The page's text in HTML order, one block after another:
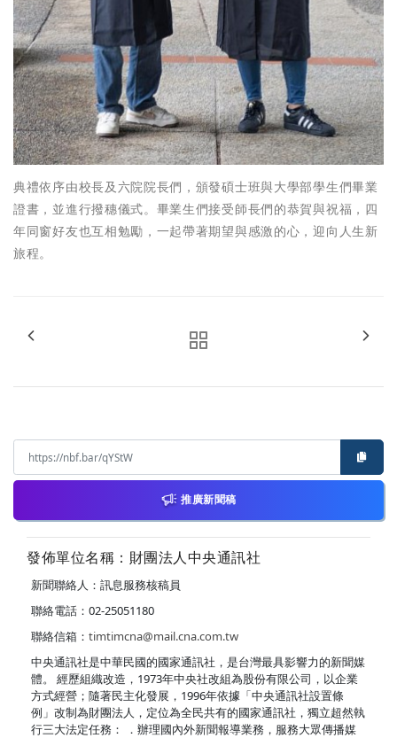
典禮依序由校長及六院院長們，頒發碩士班與大學部學生們畢業
證書，並進行撥穗儀式。畢業生們接受師長們的恭賀與祝福，四
年同窗好友也互相勉勵，一起帶著期望與感激的心，迎向人生新
旅程。
推廣新聞稿
發佈單位名稱：財團法人中央通訊社
新聞聯絡人：訊息服務核稿員
聯絡電話：02-25051180
聯絡信箱： timtimcna@mail.cna.com.tw
中央通訊社是中華民國的國家通訊社，是台灣最具影響力的新聞媒
體。 經歷組織改造，1973年中央社改組為股份有限公司，以企業
方式經營；隨著民主化發展，1996年依據「中央通訊社設置條
例」改制為財團法人，定位為全民共有的國家通訊社，獨立超然執
行三大法定任務： ．辦理國內外新聞報導業務，服務大眾傳播媒